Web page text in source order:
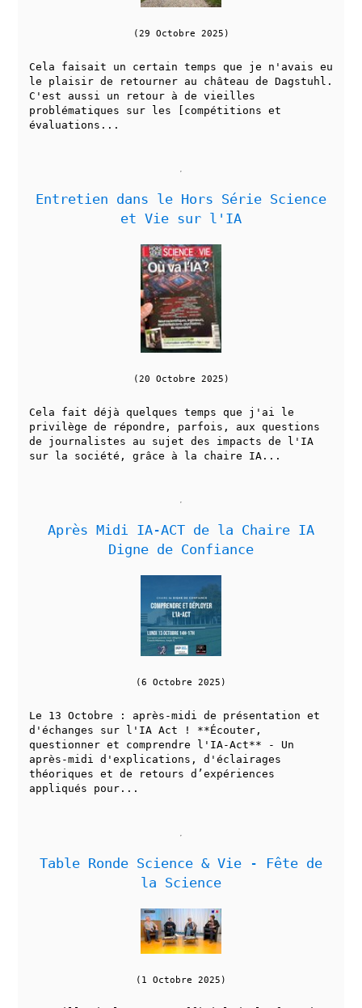
(29 Octobre 2025)
Cela faisait un certain temps que je n'avais eu
le plaisir de retourner au château de Dagstuhl.
C'est aussi un retour à de vieilles
problématiques sur les [compétitions et
évaluations...
Entretien dans le Hors Série Science
et Vie sur l'IA
(20 Octobre 2025)
Cela fait déjà quelques temps que j'ai le
privilège de répondre, parfois, aux questions
de journalistes au sujet des impacts de l'IA
sur la société, grâce à la chaire IA...
Après Midi IA-ACT de la Chaire IA
Digne de Confiance
(6 Octobre 2025)
Le 13 Octobre : après-midi de présentation et
d'échanges sur l'IA Act ! **Écouter,
questionner et comprendre l'IA-Act** - Un
après-midi d'explications, d'éclairages
théoriques et de retours d’expériences
appliqués pour...
Table Ronde Science & Vie - Fête de
la Science
(1 Octobre 2025)